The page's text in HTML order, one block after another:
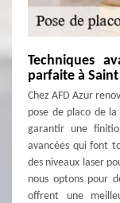
Techniques
parfaite à
Chez AFD Azur
pose de placo de
garantir une
avancées qui font
des niveaux laser
nous optons pour
offrent une